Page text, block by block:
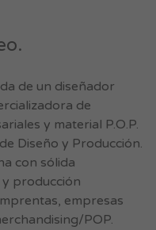
de un diseñador
de
y material P.O.P.
Diseño y Producción.
con sólida
y producción
empresas
POP.